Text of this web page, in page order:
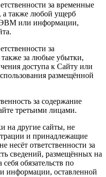
за временные
а также любой ущерб
ЭВМ или информации,
за
также за любые убытки,
доступа к Сайту или
размещённой
за содержание
третьими лицами.
на другие сайты, не
и принадлежащие
несёт ответственности за
сведений, размещённых на
обязательств по
информации, оставленной